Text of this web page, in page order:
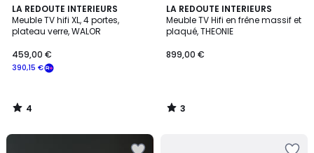
LA REDOUTE INTERIEURS
Meuble TV hifi XL, 4 portes,
plateau verre, WALOR
390,15 €
459,00 €
4
/
5
4
/
LA REDOUTE INTERIEURS
Meuble TV Hifi en frêne massif et
plaqué, THEONIE
899,00 €
3
/
5
3
/